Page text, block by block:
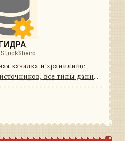
ГИДРА
качалка и хранилище
все типы данных
сжатием. Работает по
отдавать данные другим
как сервер. ...